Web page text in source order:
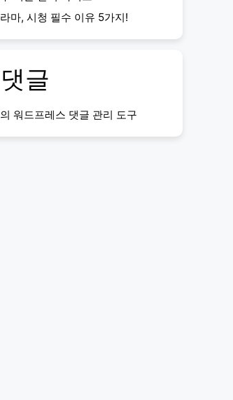
마, 시청 필수 이유 5가지!
글
의 워드프레스 댓글 관리 도구